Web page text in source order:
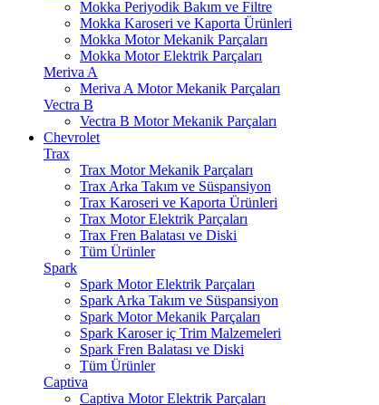
Mokka Periyodik Bakım ve Filtre
Mokka Karoseri ve Kaporta Ürünleri
Mokka Motor Mekanik Parçaları
Mokka Motor Elektrik Parçaları
Meriva A
Meriva A Motor Mekanik Parçaları
Vectra B
Vectra B Motor Mekanik Parçaları
Chevrolet
Trax
Trax Motor Mekanik Parçaları
Trax Arka Takım ve Süspansiyon
Trax Karoseri ve Kaporta Ürünleri
Trax Motor Elektrik Parçaları
Trax Fren Balatası ve Diski
Tüm Ürünler
Spark
Spark Motor Elektrik Parçaları
Spark Arka Takım ve Süspansiyon
Spark Motor Mekanik Parçaları
Spark Karoser iç Trim Malzemeleri
Spark Fren Balatası ve Diski
Tüm Ürünler
Captiva
Captiva Motor Elektrik Parçaları